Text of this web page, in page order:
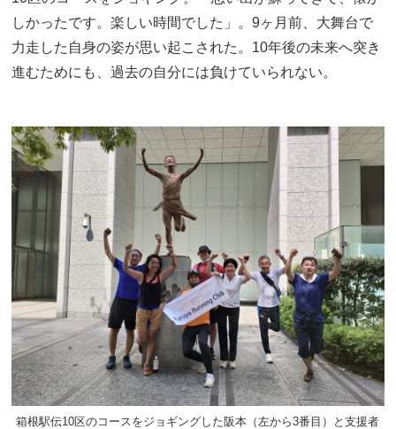
しかったです。楽しい時間でした」。9ヶ月前、大舞台で
力走した自身の姿が思い起こされた。10年後の未来へ突き
進むためにも、過去の自分には負けていられない。
箱根駅伝10区のコースをジョギングした阪本（左から3番目）と支援者